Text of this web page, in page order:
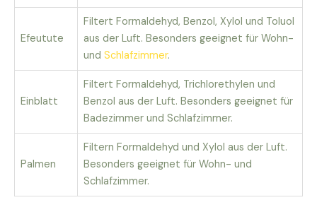
Efeutute
Filtert Formaldehyd, Benzol, Xylol und Toluol
aus der Luft. Besonders geeignet für Wohn-
und Schlafzimmer.
Einblatt
Filtert Formaldehyd, Trichlorethylen und
Benzol aus der Luft. Besonders geeignet für
Badezimmer und Schlafzimmer.
Palmen
Filtern Formaldehyd und Xylol aus der Luft.
Besonders geeignet für Wohn- und
Schlafzimmer.